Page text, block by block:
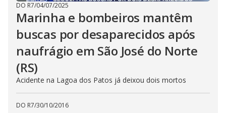
DO R7/04/07/2025
Marinha e bombeiros mantêm
buscas por desaparecidos após
naufrágio em São José do Norte
(RS)
Acidente na Lagoa dos Patos já deixou dois mortos
DO R7/30/10/2016